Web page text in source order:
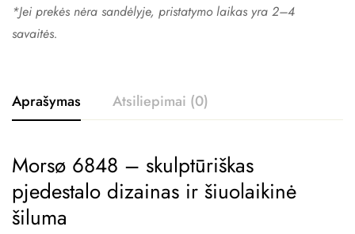
*Jei prekės nėra sandėlyje, pristatymo laikas yra 2–4 ​​
savaitės.
Aprašymas Atsiliepimai (0)
Morsø 6848 – skulptūriškas
pjedestalo dizainas ir šiuolaikinė
šiluma